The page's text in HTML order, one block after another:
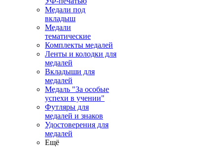
Медали под
вкладыш
Медали
тематические
Комплекты медалей
Ленты и колодки для
медалей
Вкладыши для
медалей
Медаль "За особые
успехи в учении"
Футляры для
медалей и знаков
Удостоверения для
медалей
Ещё